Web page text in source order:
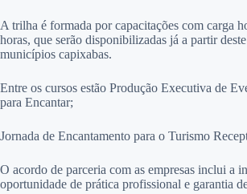
A trilha é formada por capacitações com carga
horas, que serão disponibilizadas já a partir
municípios capixabas.
Entre os cursos estão Produção Executiva de
para Encantar;
Jornada de Encantamento para o Turismo
O acordo de parceria com as empresas inclui a
oportunidade de prática profissional e garantia